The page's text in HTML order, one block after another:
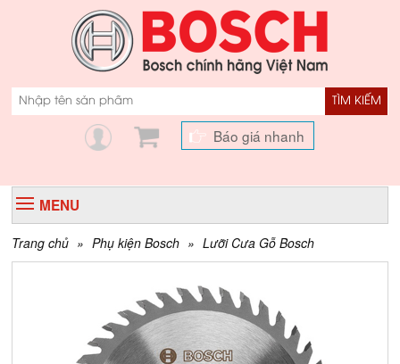
TÌM KIẾM
Báo giá nhanh
MENU
Trang chủ » Phụ kiện Bosch » Lưỡi Cưa Gỗ Bosch